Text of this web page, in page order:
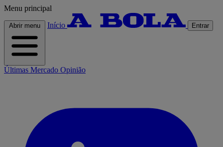
Menu principal
Abrir menu Início Entrar
Últimas Mercado Opinião